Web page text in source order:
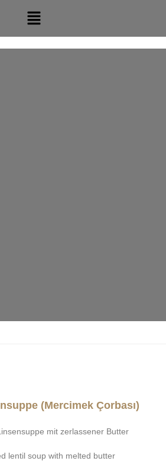
(Mercimek Çorbası)
mit zerlassener Butter
lentil soup with melted butter